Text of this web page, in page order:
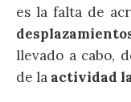
es la falta de
llevado a cabo,
de la actividad